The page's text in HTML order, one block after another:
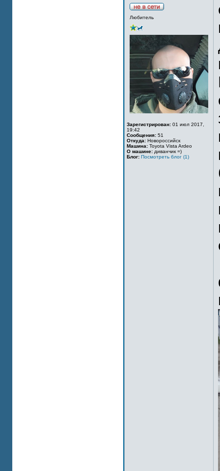
Любитель
Зарегистрирован: 01 июл 2017,
19:42
Сообщения: 51
Откуда: Новороссийск
Машина: Toyota Vista Ardeo
О машине: диванчик =)
Блог: Посмотреть блог (1)